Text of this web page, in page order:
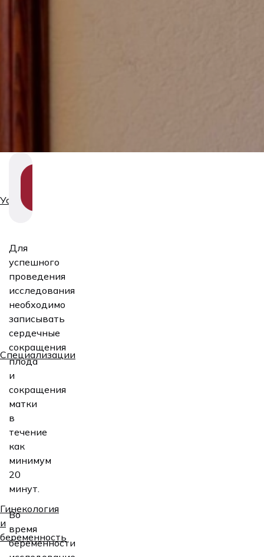
Услуги
Специализации
Гинекология
и
беременность
Для
успешного
проведения
исследования
необходимо
записывать
сердечные
сокращения
плода
и
сокращения
матки
в
течение
как
минимум
20
минут.
Во
время
беременности